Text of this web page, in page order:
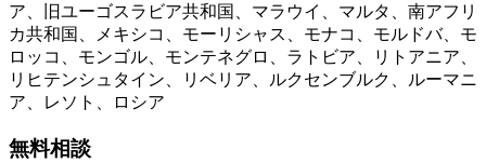
ア、旧ユーゴスラビア共和国、マラウイ、マルタ、南アフリ
カ共和国、メキシコ、モーリシャス、モナコ、モルドバ、モ
ロッコ、モンゴル、モンテネグロ、ラトビア、リトアニア、
リヒテンシュタイン、リベリア、ルクセンブルク、ルーマニ
ア、レソト、ロシア
無料相談